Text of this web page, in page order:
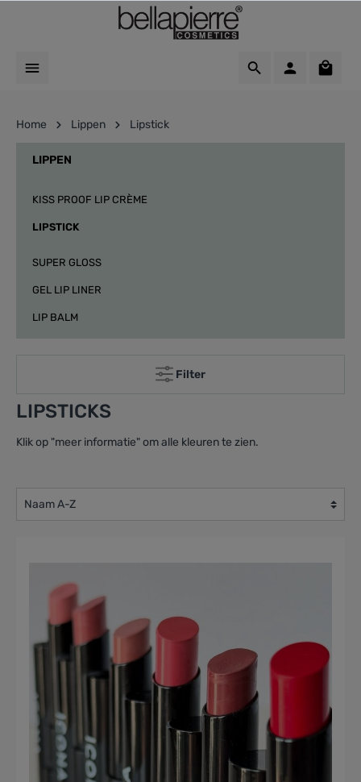
Home Lippen Lipstick
LIPPEN
KISS PROOF LIP CRÈME
LIPSTICK
SUPER GLOSS
GEL LIP LINER
LIP BALM
Filter
LIPSTICKS
Klik op "meer informatie" om alle kleuren te zien.